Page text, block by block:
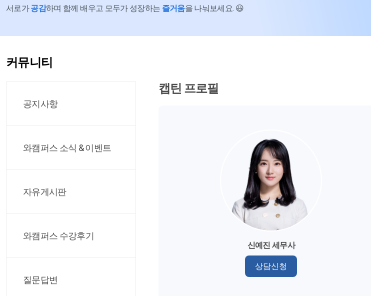
서로가공감하며 함께 배우고 모두가 성장하는 즐거움을 나눠보세요. 😃
커뮤니티
공지사항
와캠퍼스 소식 & 이벤트
자유게시판
와캠퍼스 수강후기
질문답변
캡틴 프로필
신예진 세무사
상담신청